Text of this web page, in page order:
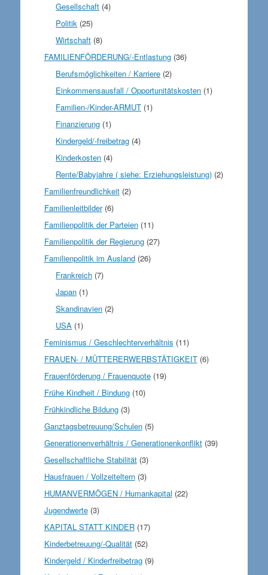
Gesellschaft (4)
Politik (25)
Wirtschaft (8)
FAMILIENFÖRDERUNG/-Entlastung(36)
Berufsmöglichkeiten / Karriere (2)
Einkommensausfall / Opportunitätskosten (1)
Familien-/Kinder-ARMUT (1)
Finanzierung (1)
Kindergeld/-freibetrag (4)
Kinderkosten (4)
Rente/Babyjahre ( siehe: Erziehungsleistung) (2)
Familienfreundlichkeit(2)
Familienleitbilder(6)
Familienpolitik der Parteien(11)
Familienpolitik der Regierung(27)
Familienpolitik im Ausland(26)
Frankreich (7)
Japan (1)
Skandinavien (2)
USA (1)
Feminismus / Geschlechterverhältnis (11)
FRAUEN- / MÜTTERERWERBSTÄTIGKEIT(6)
Frauenförderung / Frauenquote(19)
Frühe Kindheit / Bindung(10)
Frühkindliche Bildung(3)
Ganztagsbetreuung/Schulen(5)
Generationenverhältnis / Generationenkonflikt(39)
Gesellschaftliche Stabilität(3)
Hausfrauen / Vollzeiteltern(3)
HUMANVERMÖGEN / Humankapital (22)
Jugendwerte(3)
KAPITAL STATT KINDER(17)
Kinderbetreuung/-Qualität(52)
Kindergeld / Kinderfreibetrag(9)